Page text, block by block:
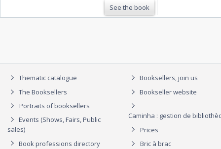
See the book
Thematic catalogue
The Booksellers
Portraits of booksellers
Events (Shows, Fairs, Public
sales)
Book professions directory
Booksellers, join us
Bookseller website
Caminha : gestion de
Prices
Bric à brac